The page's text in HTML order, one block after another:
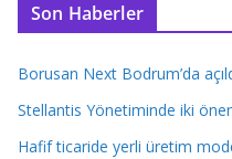
Son Haberler
Borusan Next Bodrum’da
Stellantis Yönetiminde iki
Hafif ticaride yerli üretim